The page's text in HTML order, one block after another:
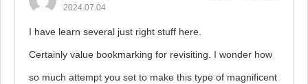
2024.07.04
I have learn several just right stuff here.
Certainly value bookmarking for revisiting. I wonder how
so much attempt you set to make this type of magnificent